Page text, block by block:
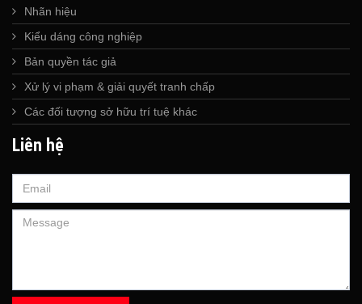
Nhãn hiệu
Kiểu dáng công nghiệp
Bản quyền tác giả
Xử lý vi phạm & giải quyết tranh chấp
Các đối tượng sở hữu trí tuệ khác
Liên hệ